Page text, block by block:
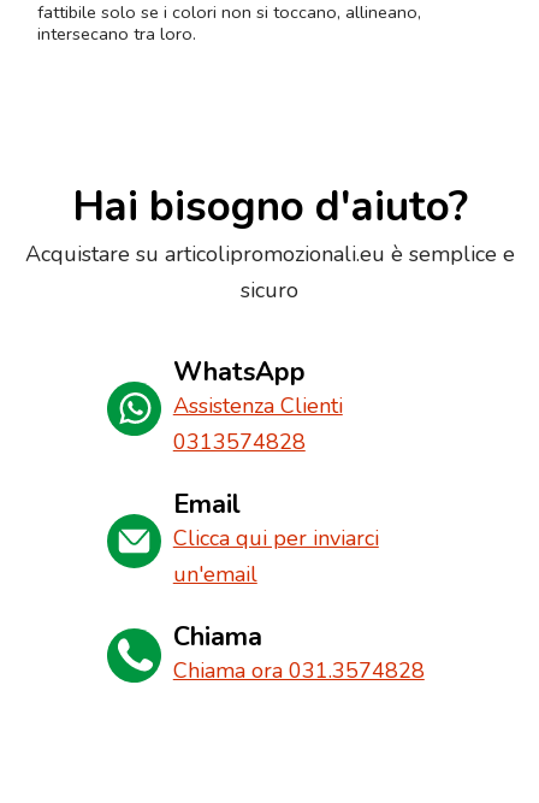
fattibile solo se i colori non si toccano, allineano,
intersecano tra loro.
Hai bisogno d'aiuto?
Acquistare su articolipromozionali.eu è semplice e
sicuro
WhatsApp
Assistenza Clienti
0313574828
Email
Clicca qui per inviarci
un'email
Chiama
Chiama ora 031.3574828